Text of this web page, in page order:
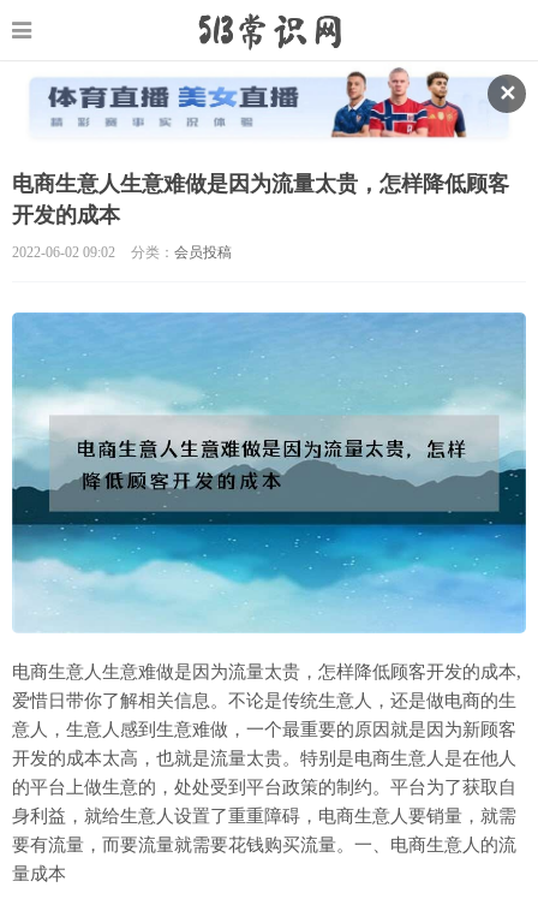
✕
电商生意人生意难做是因为流量太贵，怎样降低顾客
开发的成本
2022-06-02 09:02 分类： 会员投稿
电商生意人生意难做是因为流量太贵，怎样降低顾客开发的成本,
爱惜日带你了解相关信息。不论是传统生意人，还是做电商的生
意人，生意人感到生意难做，一个最重要的原因就是因为新顾客
开发的成本太高，也就是流量太贵。特别是电商生意人是在他人
的平台上做生意的，处处受到平台政策的制约。平台为了获取自
身利益，就给生意人设置了重重障碍，电商生意人要销量，就需
要有流量，而要流量就需要花钱购买流量。一、电商生意人的流
量成本